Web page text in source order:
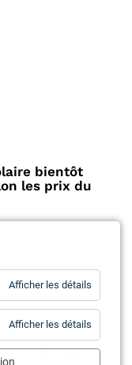
bientôt
les prix du
record pour
Afficher les détails
Afficher les détails